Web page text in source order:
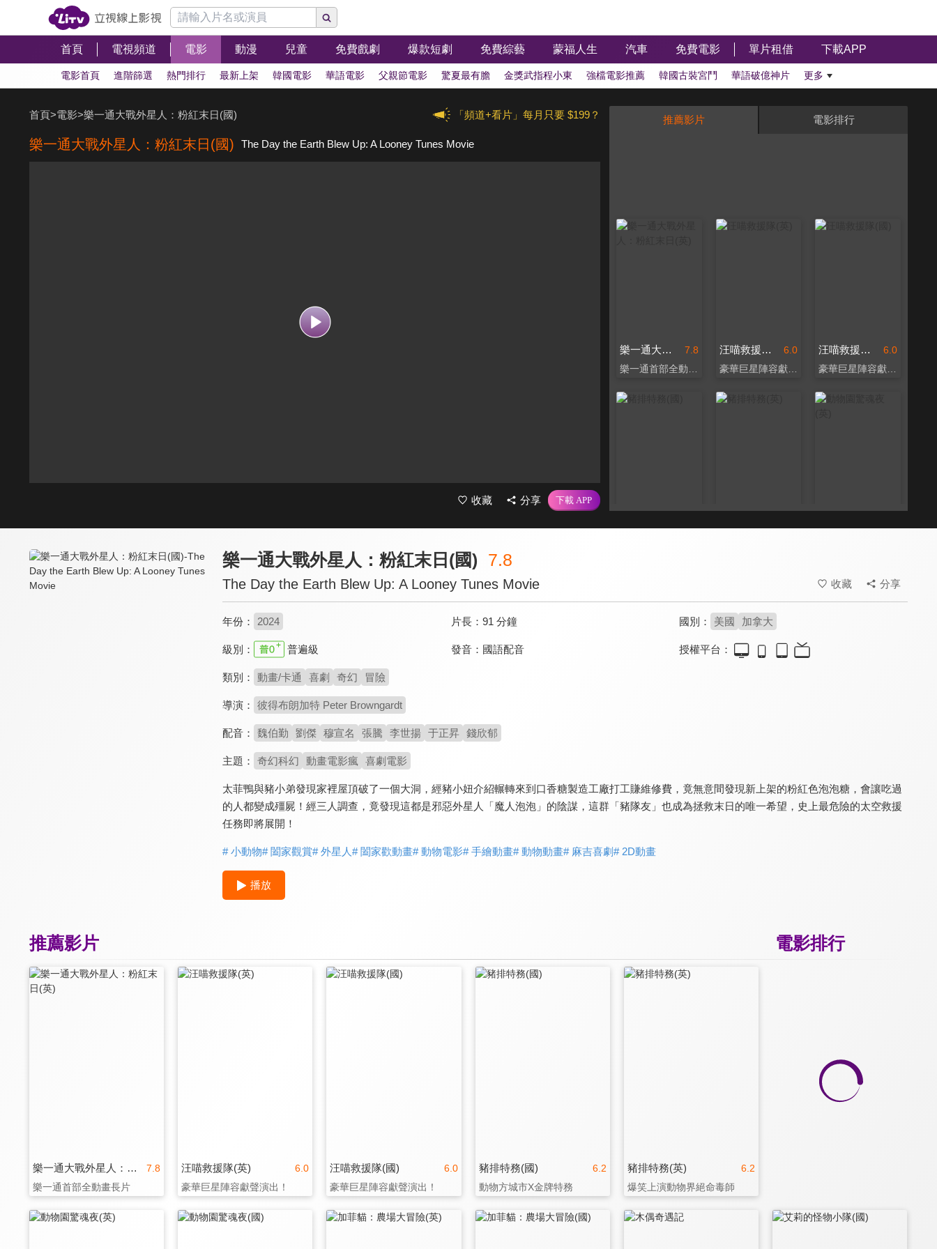
首頁 電視頻道 電影 動漫 兒童 免費戲劇 爆款短劇 免費綜藝 蒙福人生 汽車 免費電影 單片租借 下載APP
電影首頁 進階篩選 熱門排行 最新上架 韓國電影 華語電影 父親節電影 驚夏最有膽 金獎武指程小東 強檔電影推薦 韓國古裝宮鬥 華語破億神片 更多
「頻道+看片」每月只要 $199？
首頁>電影>樂一通大戰外星人：粉紅末日(國)
樂一通大戰外星人：粉紅末日(國) The Day the Earth Blew Up: A Looney Tunes Movie
收藏 分享
推薦影片 電影排行
7.8
樂一通大戰外星人：粉紅末日(英)
樂一通首部全動畫長片
6.0
汪喵救援隊(英)
豪華巨星陣容獻聲演出！
6.0
汪喵救援隊(國)
豪華巨星陣容獻聲演出！
樂一通大戰外星人：粉紅末日(國) 7.8
The Day the Earth Blew Up: A Looney Tunes Movie 收藏 分享
年份： 2024 片長： 91 分鐘 國別： 美國 加拿大
級別： 普遍級 發音： 國語配音 授權平台：
類別： 動畫/卡通 喜劇 奇幻 冒險
導演： 彼得布朗加特 Peter Browngardt
配音： 魏伯勤 劉傑 穆宣名 張騰 李世揚 于正昇 錢欣郁
主題： 奇幻科幻 動畫電影瘋 喜劇電影
太菲鴨與豬小弟發現家裡屋頂破了一個大洞，經豬小妞介紹輾轉來到口香糖製造工廠打工賺維修費，竟無意間發現新上架的粉紅色泡泡糖，會讓吃過
的人都變成殭屍！經三人調查，竟發現這都是邪惡外星人「魔人泡泡」的陰謀，這群「豬隊友」也成為拯救末日的唯一希望，史上最危險的太空救援
任務即將展開！
# 小動物# 闔家觀賞# 外星人# 闔家歡動畫# 動物電影# 手繪動畫# 動物動畫# 麻吉喜劇# 2D動畫
播放
電影排行
推薦影片
7.8
樂一通大戰外星人：粉紅末日(英)
樂一通首部全動畫長片
6.0
汪喵救援隊(英)
豪華巨星陣容獻聲演出！
6.0
汪喵救援隊(國)
豪華巨星陣容獻聲演出！
6.2
豬排特務(國)
動物方城市X金牌特務
6.2
豬排特務(英)
爆笑上演動物界絕命毒師